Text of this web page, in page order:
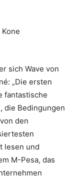
sich Wave von
„Die ersten
fantastische
die Bedingungen
den
lesen und
M-Pesa, das